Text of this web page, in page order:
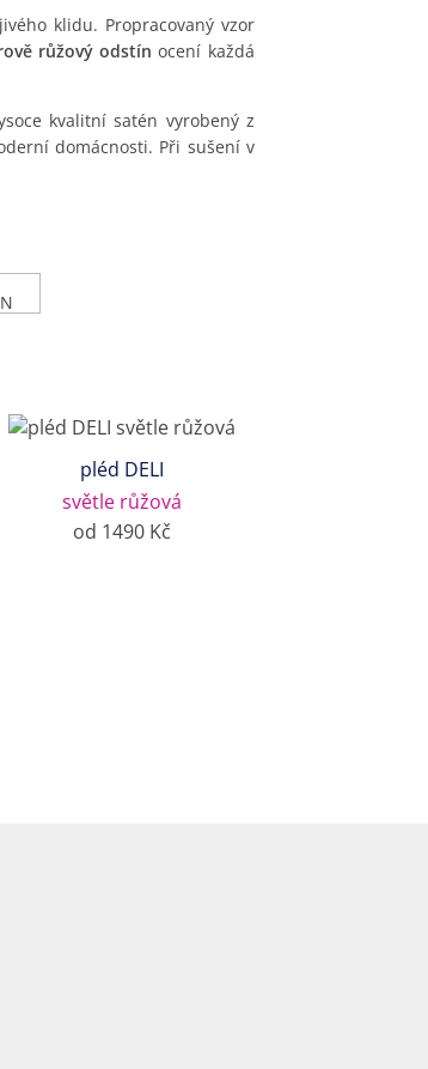
klidu. Propracovaný vzor
růžový odstín ocení každá
kvalitní satén vyrobený z
domácnosti. Při sušení v
pléd DELI
světle růžová
od 1490 Kč